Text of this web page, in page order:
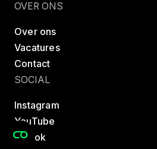
BODYBALANCE
Neely Ferry Road
Website
10Star Fitness - Spartanburg
OVER ONS
Over ons
Vacatures
Contact
SOCIAL
Instagram
YouTube
TikTok